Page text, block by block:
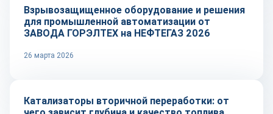
Взрывозащищенное оборудование и решения
для промышленной автоматизации от
ЗАВОДА ГОРЭЛТЕХ на НЕФТЕГАЗ 2026
26 марта 2026
Тренды
Катализаторы вторичной переработки: от